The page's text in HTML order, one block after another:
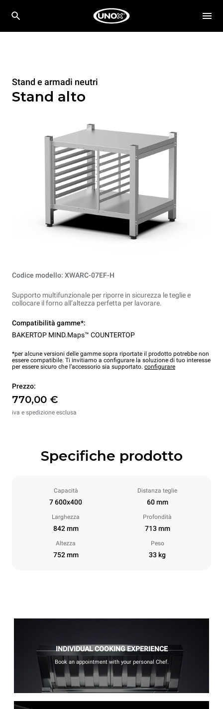
Stand e armadi neutri
Stand alto
Codice modello: XWARC-07EF-H
Supporto multifunzionale per riporre in sicurezza le teglie e
collocare il forno all’altezza perfetta per lavorare.
Compatibilità gamme*:
BAKERTOP MIND.Maps™ COUNTERTOP
*per alcune versioni delle gamme sopra riportate il prodotto potrebbe non
essere compatibile. Ti invitiamo a configurare la soluzione di tuo interesse
per essere sicuro che l’accessorio sia supportato. configurare
Prezzo:
770,00 €
iva e spedizione esclusa
Specifiche prodotto
Capacità
7 600x400
Distanza teglie
60 mm
Larghezza
842 mm
Profondità
713 mm
Altezza
752 mm
Peso
33 kg
INDIVIDUAL COOKING EXPERIENCE
Book an appointment with your personal Chef.